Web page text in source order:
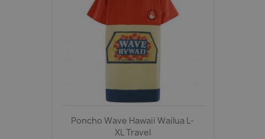
Poncho Wave Hawaii Wailua L-
XL Travel